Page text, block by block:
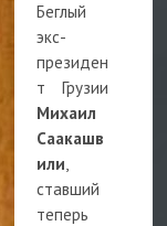
Беглый
экс-
президен
т Грузии
Михаил
Саакашв
или,
ставший
теперь